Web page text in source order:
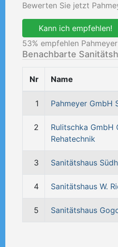
Bewerten Sie jetzt
Kann ich empfehlen!
53% empfehlen
Benachbarte
Nr Name
1 Pahmeyer GmbH
2
Rulitschka GmbH
Rehatechnik
3 Sanitätshaus
4 Sanitätshaus W.
5 Sanitätshaus